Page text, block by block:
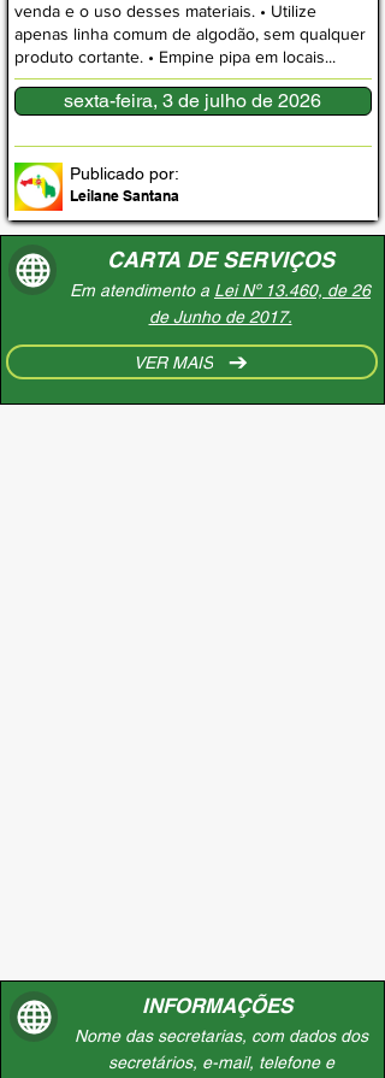
venda e o uso desses materiais. • Utilize
apenas linha comum de algodão, sem qualquer
produto cortante. • Empine pipa em locais...
sexta-feira, 3 de julho de 2026
Leilane Santana
Publicado por:
CARTA DE SERVIÇOS
Em atendimento a Lei Nº 13.460, de 26
de Junho de 2017.
VER MAIS
INFORMAÇÕES
Nome das secretarias, com dados dos
secretários, e-mail, telefone e